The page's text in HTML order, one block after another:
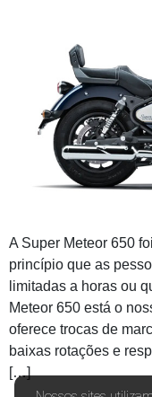
A Super Meteor 650
princípio que as
limitadas a horas ou
Meteor 650 está o
oferece trocas de
baixas rotações e
[…]